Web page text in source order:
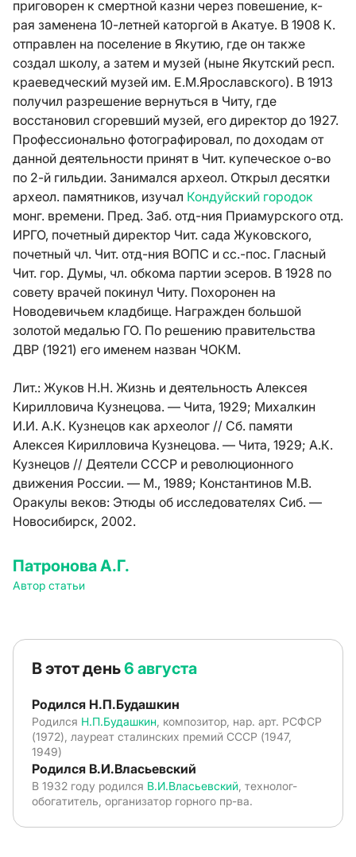
приговорен к смертной казни через повешение, к-
рая заменена 10-летней каторгой в Акатуе. В 1908 К.
отправлен на поселение в Якутию, где он также
создал школу, а затем и музей (ныне Якутский респ.
краеведческий музей им. Е.М.Ярославского). В 1913
получил разрешение вернуться в Читу, где
восстановил сгоревший музей, его директор до 1927.
Профессионально фотографировал, по доходам от
данной деятельности принят в Чит. купеческое о-во
по 2-й гильдии. Занимался археол. Открыл десятки
археол. памятников, изучал Кондуйский городок
монг. времени. Пред. Заб. отд-ния Приамурского отд.
ИРГО, почетный директор Чит. сада Жуковского,
почетный чл. Чит. отд-ния ВОПС и сс.-пос. Гласный
Чит. гор. Думы, чл. обкома партии эсеров. В 1928 по
совету врачей покинул Читу. Похоронен на
Новодевичьем кладбище. Награжден большой
золотой медалью ГО. По решению правительства
ДВР (1921) его именем назван ЧОКМ.
Лит.: Жуков Н.Н. Жизнь и деятельность Алексея
Кирилловича Кузнецова. — Чита, 1929; Михалкин
И.И. А.К. Кузнецов как археолог // Сб. памяти
Алексея Кирилловича Кузнецова. — Чита, 1929; А.К.
Кузнецов // Деятели СССР и революционного
движения России. — М., 1989; Константинов М.В.
Оракулы веков: Этюды об исследователях Сиб. —
Новосибирск, 2002.
Патронова А.Г.
Автор статьи
В этот день6 августа
Родился Н.П.Будашкин
Родился Н.П.Будашкин , композитор, нар. арт. РСФСР
(1972), лауреат сталинских премий СССР (1947,
1949)
Родился В.И.Власьевский
В 1932 году родился В.И.Власьевский , технолог-
обогатитель, организатор горного пр-ва.